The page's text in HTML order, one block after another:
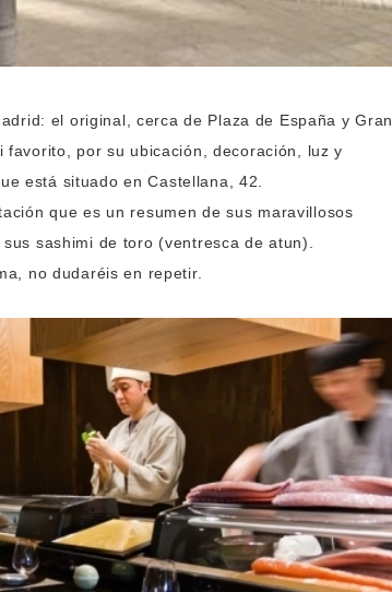
el original, cerca de Plaza de España y Gran
por su ubicación, decoración, luz y
está situado en Castellana, 42.
que es un resumen de sus maravillosos
sashimi de toro (ventresca de atun).
no dudaréis en repetir.